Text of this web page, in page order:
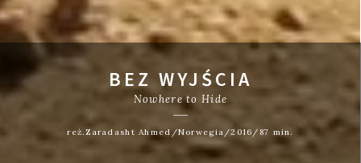
BEZ WYJŚCIA
Nowhere to Hide
reż.Zaradasht Ahmed/Norwegia/2016/87 min.